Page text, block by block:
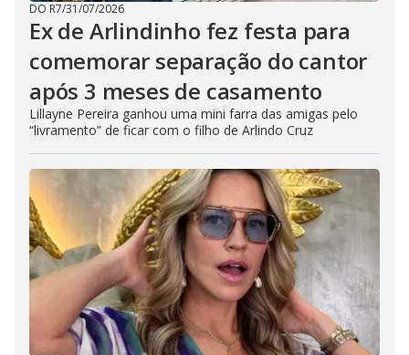
DO R7/31/07/2026
Ex de Arlindinho fez festa para
comemorar separação do cantor
após 3 meses de casamento
Lillayne Pereira ganhou uma mini farra das amigas pelo
“livramento” de ficar com o filho de Arlindo Cruz